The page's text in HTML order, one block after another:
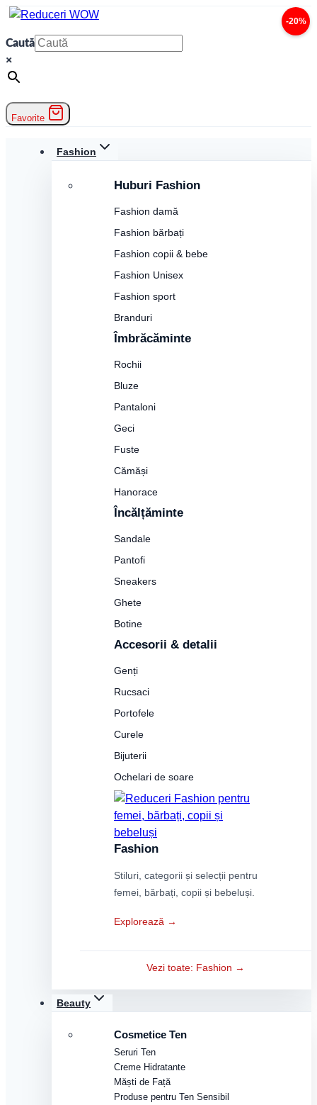
Skip
content
Caută
×
Favorite
Fashion
Huburi Fashion
Fashion damă
Fashion bărbați
Fashion copii & bebe
Fashion Unisex
Fashion sport
Branduri
Îmbrăcăminte
Rochii
Bluze
Pantaloni
Geci
Fuste
Cămăși
Hanorace
Încălțăminte
Sandale
Pantofi
Sneakers
Ghete
Botine
Accesorii & detalii
Genți
Rucsaci
Portofele
Curele
Bijuterii
Ochelari de soare
Fashion
Stiluri, categorii și selecții pentru
femei, bărbați, copii și bebeluși.
Explorează →
Vezi toate: Fashion →
Beauty
Cosmetice Ten
Seruri Ten
Creme Hidratante
Măști de Față
Produse pentru Ten Sensibil
-20%